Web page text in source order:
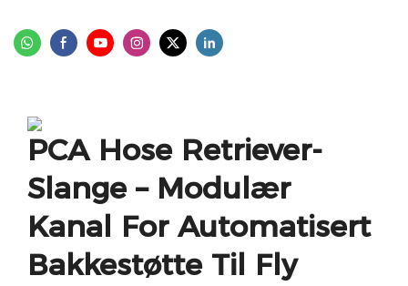
PCA Hose Retriever-
Slange – Modulær
Kanal For Automatisert
Bakkestøtte Til Fly